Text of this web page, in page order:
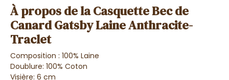
À propos de la Casquette Bec de
Canard Gatsby Laine Anthracite-
Traclet
Composition : 100% Laine
Doublure: 100% Coton
Visière: 6 cm